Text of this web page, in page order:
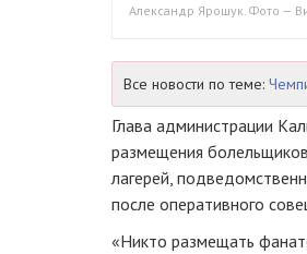
Александр Ярошук. Фото —
Все новости по теме:
Глава администрации
размещения болельщиков
лагерей,
после оперативного
«Никто размещать